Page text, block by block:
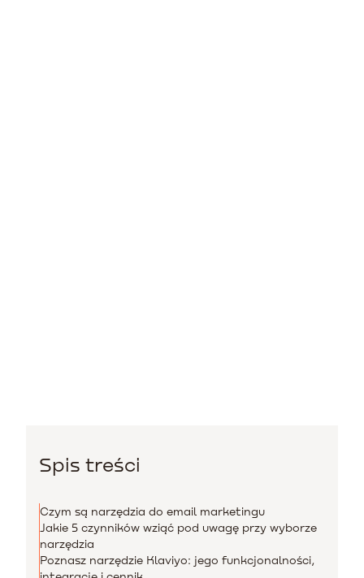
Spis treści
Czym są narzędzia do email marketingu
Jakie 5 czynników wziąć pod uwagę przy wyborze
narzędzia
Poznasz narzędzie Klaviyo: jego funkcjonalności,